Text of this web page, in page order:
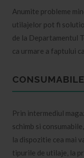
Anumite probleme
utilajelor pot fi
de la Departamentul
ca urmare a faptului
Prin intermediul
schimb si consumabile,
la dispozitie cea mai
tipurile de utilaje, la